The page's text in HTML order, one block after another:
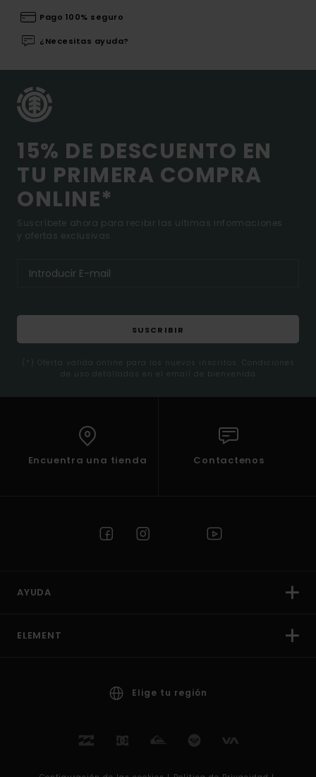
Pago 100% seguro
¿Necesitas ayuda?
15% DE DESCUENTO EN
TU PRIMERA COMPRA
ONLINE*
Suscríbete ahora para recibir las ultimas informaciones
y ofertas exclusivas.
SUSCRIBIR
(*) Oferta valida online para los nuevos inscritos. Condiciones
de uso detalladas en el email de bienvenida
Encuentra una tienda Contactenos
AYUDA
ELEMENT
Elige tu región